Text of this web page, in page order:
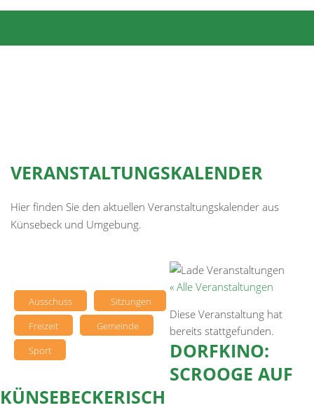
VERANSTALTUNGSKALENDER
Hier finden Sie den aktuellen Veranstaltungskalender aus
Künsebeck und Umgebung.
Ausschuss
Sitzungen
Freizeit
Gemeinde
Sport
« Alle Veranstaltungen
Diese Veranstaltung hat
bereits stattgefunden.
DORFKINO:
SCROOGE AUF
KÜNSEBECKERISCH